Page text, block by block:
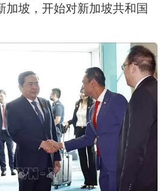
加坡，开始对新加坡共和国